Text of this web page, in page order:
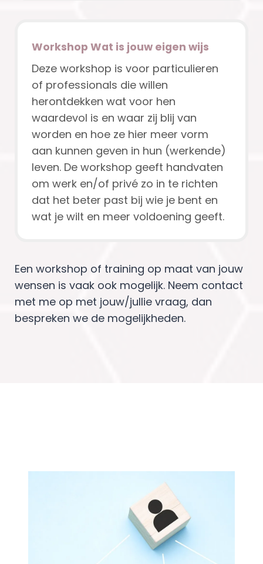
Workshop Wat is jouw eigen wijs
Deze workshop is voor particulieren
of professionals die willen
herontdekken wat voor hen
waardevol is en waar zij blij van
worden en hoe ze hier meer vorm
aan kunnen geven in hun (werkende)
leven. De workshop geeft handvaten
om werk en/of privé zo in te richten
dat het beter past bij wie je bent en
wat je wilt en meer voldoening geeft.
Een workshop of training op maat van jouw
wensen is vaak ook mogelijk. Neem contact
met me op met jouw/jullie vraag, dan
bespreken we de mogelijkheden.